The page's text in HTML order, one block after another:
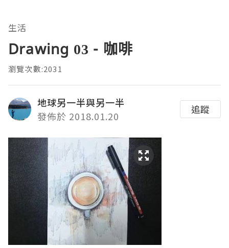
生活
Drawing 03 - 咖啡
瀏覽次數:2031
地球另一半與另一半
發佈於 2018.01.20
追蹤